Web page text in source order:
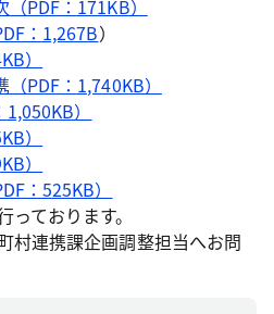
PDF：171KB）
：1,267B）
）
PDF：1,740KB）
）
）
）
：525KB）
ております。
村連携課企画調整担当へお問